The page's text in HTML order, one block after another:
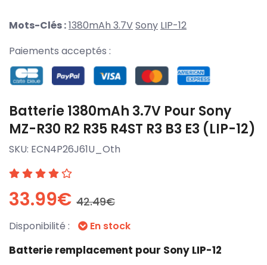
Mots-Clés :1380mAh 3.7VSony LIP-12
Paiements acceptés :
Batterie 1380mAh 3.7V Pour Sony
MZ-R30 R2 R35 R4ST R3 B3 E3 (LIP-12)
SKU: ECN4P26J61U_Oth
33.99€ 42.49€
Disponibilité : En stock
Batterie remplacement pour Sony LIP-12